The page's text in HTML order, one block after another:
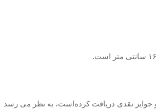
نقدی دریافت کرده‌است، به نظر می‌ رسد